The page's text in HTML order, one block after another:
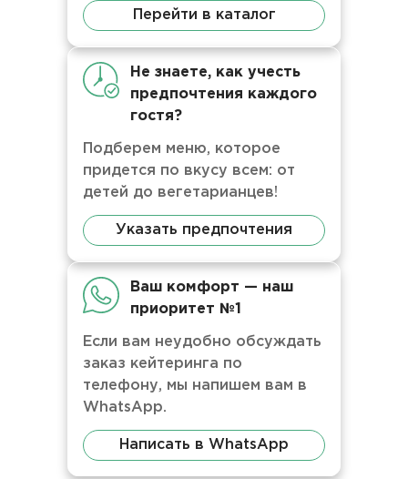
Перейти в каталог
Не знаете, как учесть
предпочтения каждого
гостя?
Подберем меню, которое
придется по вкусу всем: от
детей до вегетарианцев!
Указать предпочтения
Ваш комфорт — наш
приоритет №1
Если вам неудобно обсуждать
заказ кейтеринга по
телефону, мы напишем вам в
WhatsApp.
Написать в WhatsApp